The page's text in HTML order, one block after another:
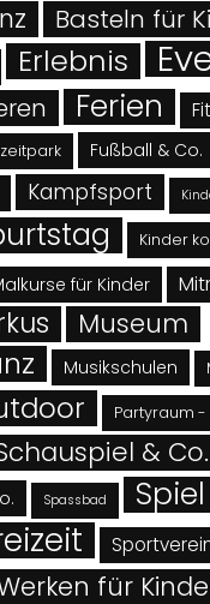
Basteln für
Erlebnis
Ferien
Fußball & Co.
Kampfsport
Kinder
für Kinder
Museum
Musikschulen
Partyraum
& Co.
Spassbad
für